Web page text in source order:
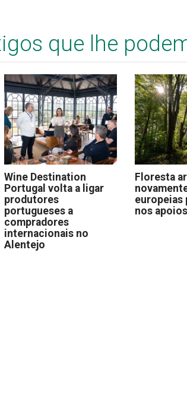
que lhe
Wine Destination
Portugal volta a ligar
produtores
portugueses a
compradores
internacionais no
Alentejo
Floresta
europeias
nos